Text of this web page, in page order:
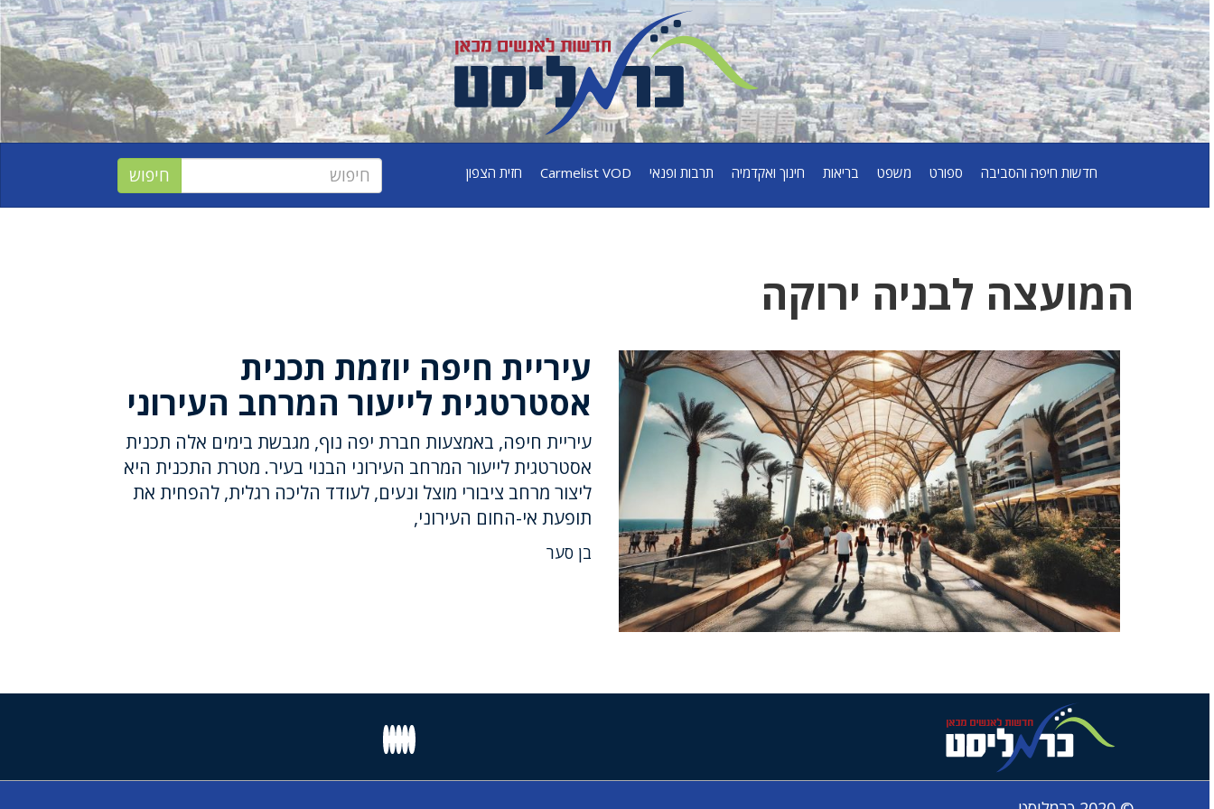
חדשות חיפה והסביבה ספורט משפט בריאות חינוך ואקדמיה תרבות ופנאי Carmelist VOD חזית הצפון
המועצה לבניה ירוקה
עיריית חיפה יוזמת תכנית
אסטרטגית לייעור המרחב העירוני
עיריית חיפה, באמצעות חברת יפה נוף, מגבשת בימים אלה תכנית
אסטרטגית לייעור המרחב העירוני הבנוי בעיר. מטרת התכנית היא
ליצור מרחב ציבורי מוצל ונעים, לעודד הליכה רגלית, להפחית את
תופעת אי-החום העירוני,
בן סער